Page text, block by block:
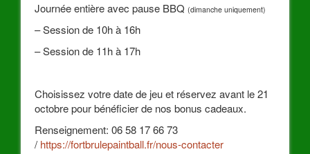
Journée entière avec pause BBQ (dimanche uniquement)
– Session de 10h à 16h
– Session de 11h à 17h
Choisissez votre date de jeu et réservez avant le 21
octobre pour bénéficier de nos bonus cadeaux.
Renseignement: 06 58 17 66 73
/ https://fortbrulepaintball.fr/nous-contacter